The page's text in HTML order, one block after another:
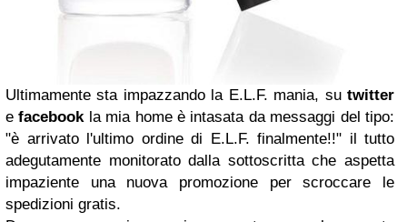
Ultimamente sta impazzando la E.L.F. mania, su twitter
efacebook la mia home è intasata da messaggi del tipo:
"è arrivato l'ultimo ordine di E.L.F. finalmente!!" il tutto
adegutamente monitorato dalla sottoscritta che aspetta
impaziente una nuova promozione per scroccare le
spedizioni gratis.